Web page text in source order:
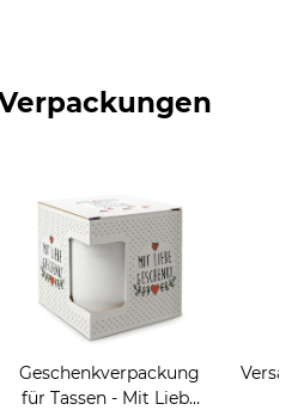
Geschenkverpackung
für Tassen - Mit Liebe